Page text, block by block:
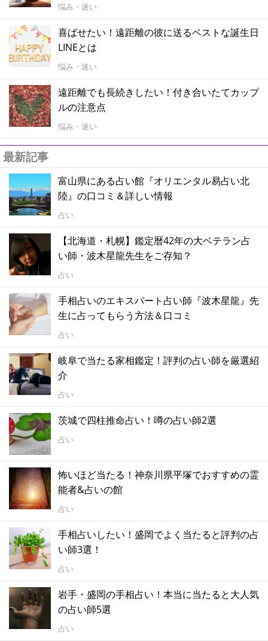
悩み・迷い
喜ばせたい！遠距離の彼に送るベストな誕生日
LINEとは
悩み・迷い
遠距離でも長続きしたい！付き合いたてカップ
ルの注意点
悩み・迷い
最新記事
富山県にある占い館『オリエンタル易占い北
陸』の口コミ＆詳しい情報
占い
【北海道・札幌】鑑定暦42年の大ベテラン占
い師・波木星龍先生をご存知？
占い
手相占いのエキスパート占い師『波木星龍』先
生に占ってもらう方法＆口コミ
占い
岐阜で当たる家相鑑定！評判の占い師を厳選紹
介
占い
茨城で四柱推命占い！噂の占い師2選
占い
怖いほど当たる！神奈川県平塚でおすすめの霊
能者&占いの館
占い
手相占いしたい！盛岡でよく当たると評判の占
い師3選！
占い
岩手・盛岡の手相占い！本当に当たると大人気
の占い師5選
占い